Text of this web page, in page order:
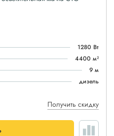
1280 Вт
4400 м²
9 м
дизель
Получить скидку